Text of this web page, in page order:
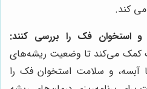
کند.
استخوان فک را بررسی کنند:
کمک می‌کند تا وضعیت ریشه‌های
آبسه، و سلامت استخوان فک را